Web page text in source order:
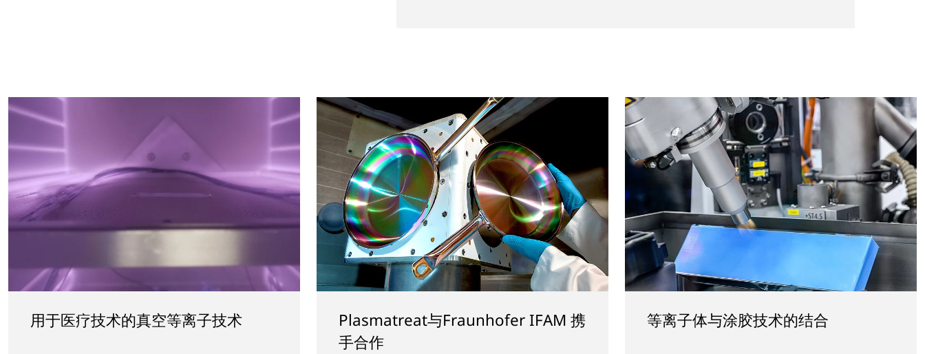
用于医疗技术的真空等离子技术
Plasmatreat与Fraunhofer IFAM 携
手合作
等离子体与涂胶技术的结合